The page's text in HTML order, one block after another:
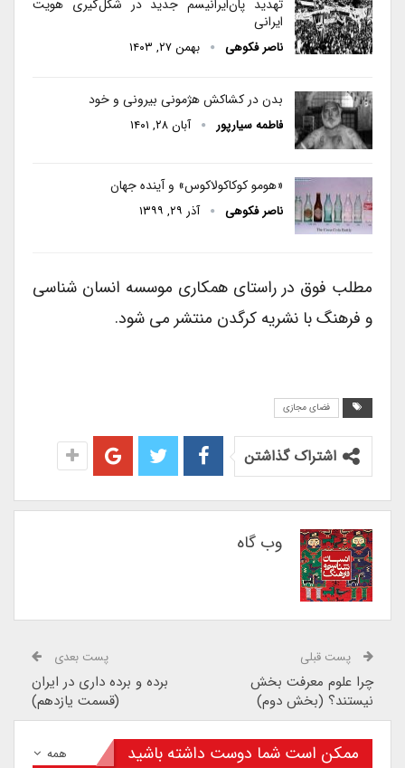
تهدید پان‌ایرانیسم جدید در شکل‌گیری هویت
ایرانی
ناصر فکوهی بهمن ۲۷, ۱۴۰۳
بدن در کشاکش هژمونی بیرونی و خود
فاطمه سیارپور آبان ۲۸, ۱۴۰۱
«هومو‌ کوکاکولاکوس» و آینده جهان
ناصر فکوهی آذر ۲۹, ۱۳۹۹
مطلب فوق در راستای همکاری موسسه انسان شناسی
و فرهنگ با نشریه کرگدن منتشر می شود.
فضای مجازی
اشتراک گذاشتن
وب گاه
پست قبلی
چرا علوم معرفت بخش
نیستند؟ (بخش دوم)
پست بعدی
برده و برده داری در ایران
(قسمت یازدهم)
همه ممکن است شما دوست داشته باشید